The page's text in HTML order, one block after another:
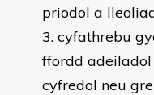
priodol a
cyfathrebu
ffordd
cyfredol neu